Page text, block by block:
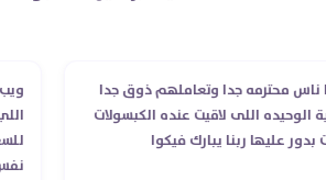
محترمه جدا وتعاملهم ذوق جدا
اللى لاقيت عنده الكبسولات
عليها ربنا يبارك فيكوا
ويب
نفس